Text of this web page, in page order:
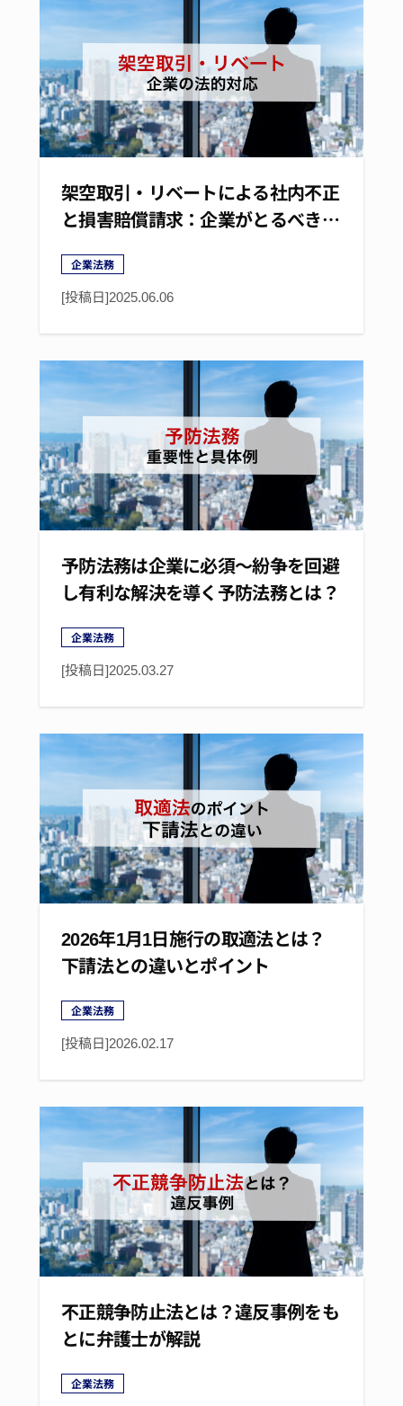
架空取引・リベートによる社内不正
と損害賠償請求：企業がとるべき…
企業法務
[投稿日]2025.06.06
予防法務は企業に必須～紛争を回避
し有利な解決を導く予防法務とは？
企業法務
[投稿日]2025.03.27
2026年1月1日施行の取適法とは？
下請法との違いとポイント
企業法務
[投稿日]2026.02.17
不正競争防止法とは？違反事例をも
とに弁護士が解説
企業法務